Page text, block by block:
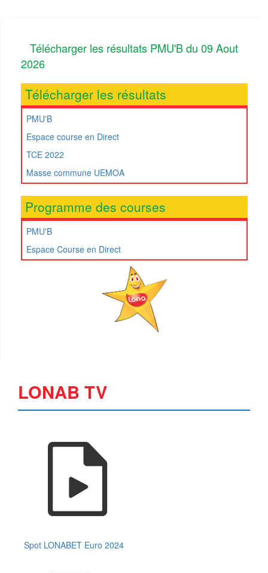
Télécharger les résultats PMU'B du 09 Aout
2026
Télécharger les résultats
PMU'B
Espace course en Direct
TCE 2022
Masse commune UEMOA
Programme des courses
PMU'B
Espace Course en Direct
LONAB TV
Spot LONABET Euro 2024